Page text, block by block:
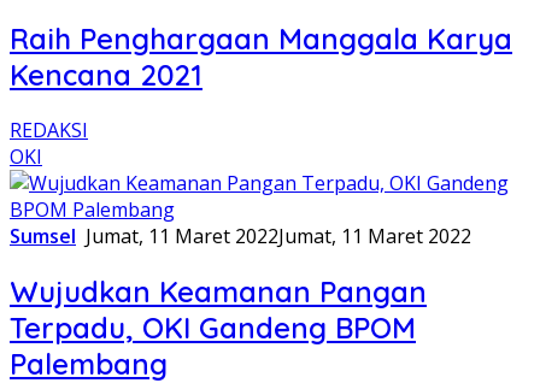
Raih Penghargaan Manggala Karya
Kencana 2021
REDAKSI
OKI
Sumsel Jumat, 11 Maret 2022Jumat, 11 Maret 2022
Wujudkan Keamanan Pangan
Terpadu, OKI Gandeng BPOM
Palembang